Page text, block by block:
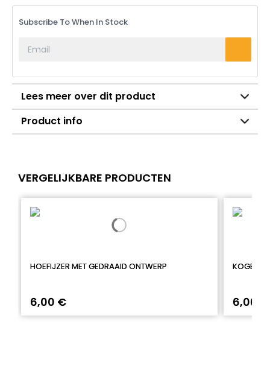
Subscribe To When In Stock
Lees meer over dit product
Product info
VERGELIJKBARE PRODUCTEN
HOEFIJZER MET GEDRAAID ONTWERP
6,00 € 6,00 €